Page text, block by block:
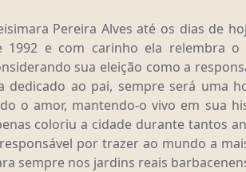
Pereira Alves até os dias de
1992 e com carinho ela relembra
sua eleição como a
dedicado ao pai, sempre será uma
o amor, mantendo-o vivo em sua
coloriu a cidade durante tantos
por trazer ao mundo a
sempre nos jardins reais